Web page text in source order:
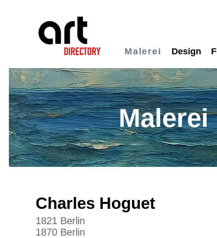
Malerei Design
Malerei
Charles Hoguet
1821 Berlin
1870 Berlin